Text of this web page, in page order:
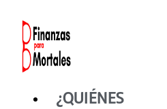
contenido
¿QUIÉNES